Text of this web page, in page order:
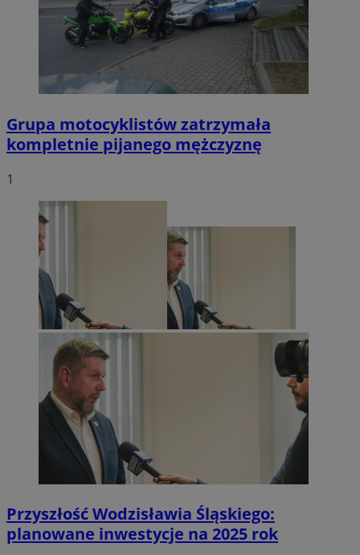
Grupa motocyklistów zatrzymała
kompletnie pijanego mężczyznę
1
Przyszłość Wodzisławia Śląskiego:
planowane inwestycje na 2025 rok